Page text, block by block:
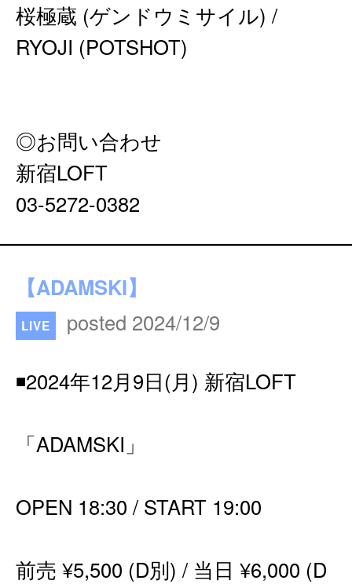
桜極蔵 (ゲンドウミサイル) /
RYOJI (POTSHOT)
◎お問い合わせ
新宿LOFT
03-5272-0382
【ADAMSKI】
LIVE posted 2024/12/9
◾️2024年12月9日(月) 新宿LOFT
「ADAMSKI」
OPEN 18:30 / START 19:00
前売 ¥5,500 (D別) / 当日 ¥6,000 (D